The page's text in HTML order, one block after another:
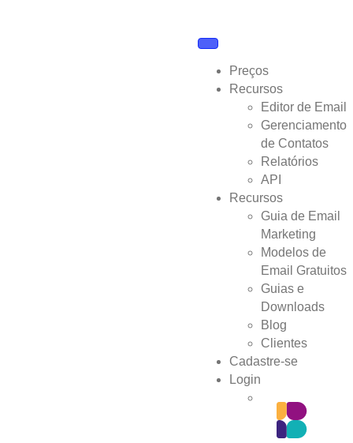
Preços
Recursos
Editor de Email
Gerenciamento
de Contatos
Relatórios
API
Recursos
Guia de Email
Marketing
Modelos de
Email Gratuitos
Guias e
Downloads
Blog
Clientes
Cadastre-se
Login